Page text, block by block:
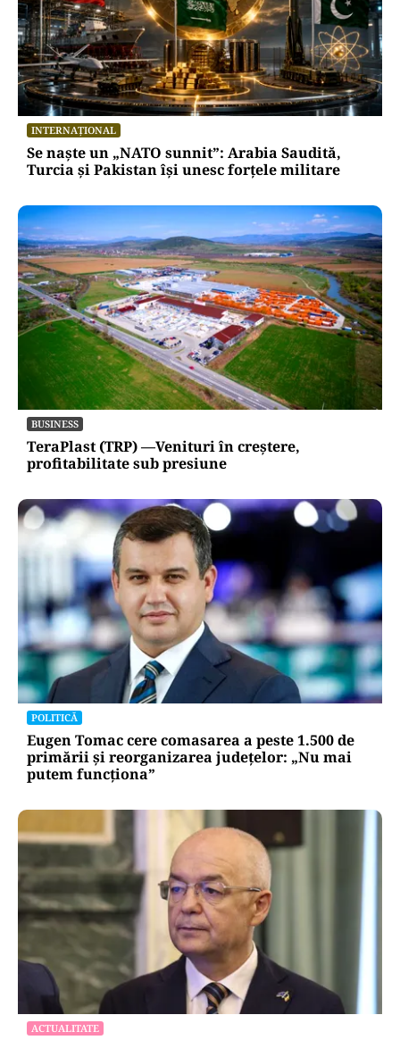
INTERNAȚIONAL
Se naște un „NATO sunnit”: Arabia Saudită,
Turcia și Pakistan își unesc forțele militare
BUSINESS
TeraPlast (TRP) —Venituri în creștere,
profitabilitate sub presiune
POLITICĂ
Eugen Tomac cere comasarea a peste 1.500 de
primării și reorganizarea județelor: „Nu mai
putem funcționa”
ACTUALITATE